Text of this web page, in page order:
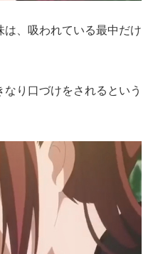
は、吸われている最中だけ
り口づけをされるという